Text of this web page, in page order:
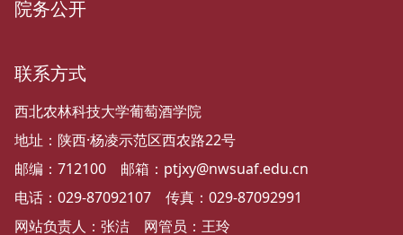
院务公开
联系方式
西北农林科技大学葡萄酒学院
地址：陕西·杨凌示范区西农路22号
邮编：712100 邮箱：ptjxy@nwsuaf.edu.cn
电话：029-87092107 传真：029-87092991
网站负责人：张洁 网管员：王玲